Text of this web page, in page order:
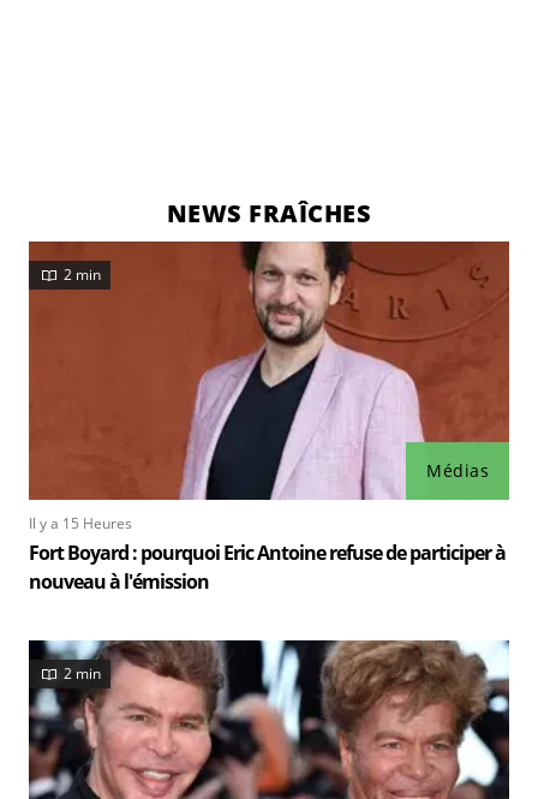
NEWS FRAÎCHES
Médias
2 min
Il y a 15 Heures
Fort Boyard : pourquoi Eric Antoine refuse de participer à
nouveau à l'émission
2 min